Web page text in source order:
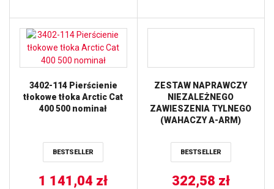
800/1000 DPS ‘1 ALL
BALLS
3402-114 Pierścienie
tłokowe tłoka Arctic Cat
400 500 nominał
BESTSELLER
1 141,04 zł
ZESTAW NAPRAWCZY
NIEZALEŻNEGO
ZAWIESZENIA TYLNEGO
(WAHACZY A-ARM)
TRAIL / XT 14-17,
WILDCAT TRAIL 17 ALL
BESTSELLER
322,58 zł